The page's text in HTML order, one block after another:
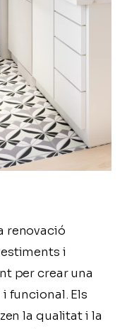
renovació
i
per crear una
funcional. Els
la qualitat i la